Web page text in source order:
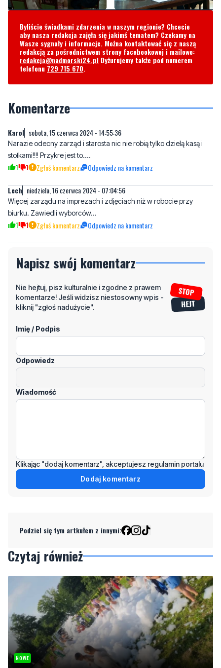
Byliście świadkami zdarzenia w naszym regionie? Chcecie
aby nasza redakcja zajęła się jakimś tematem? Czekamy na
Wasze sygnały i informacje. Można kontaktować się z naszą
redakcją za pośrednictwem strony facebookowej i mailowo:
redakcja@nadmorski24.pl Dyżurujemy także pod numerem
telefonu 729 715 670.
Komentarze
Karol sobota, 15 czerwca 2024 - 14:55:36
Narazie odecny zarząd i starosta nic nie robią tylko dzielą kasą i
stołkami!!!! Przykre jest to....
1 1 Zgłoś komentarz Odpowiedz na komentarz
Lech niedziela, 16 czerwca 2024 - 07:04:56
Więcej zarządu na imprezach i zdjęciach niż w robocie przy
biurku. Zawiedli wyborców...
1 1 Zgłoś komentarz Odpowiedz na komentarz
Napisz swój komentarz
Nie hejtuj, pisz kulturalnie i zgodne z prawem
komentarze! Jeśli widzisz niestosowny wpis -
kliknij "zgłoś nadużycie".
Imię / Podpis
Odpowiedz
Wiadomość
Klikając "dodaj komentarz", akceptujesz regulamin portalu
Dodaj komentarz
Podziel się tym artkułem z innymi:
Czytaj również
NOWE